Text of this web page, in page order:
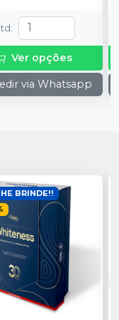
:
Ver opções
via Whatsapp
BRINDE!!